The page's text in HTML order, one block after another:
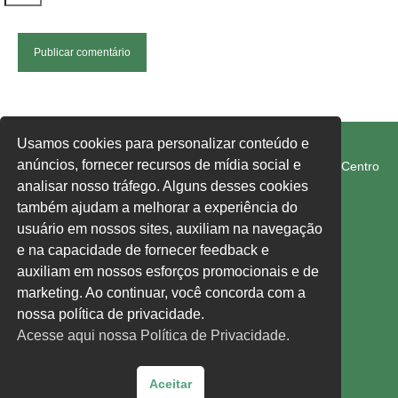
FETRAM-SC/CUT
Rua Rui Barbosa, 274-E, Edifício 1° de Maio, 1° Andar, Centro
Chapecó SC 89801-040
fetram-sc@fetram-sc.org.br
Acesse nossa política de privacidade,clique aqui.
FacebookInstagramYouTube
Usamos cookies para personalizar conteúdo e
anúncios, fornecer recursos de mídia social e
analisar nosso tráfego. Alguns desses cookies
também ajudam a melhorar a experiência do
usuário em nossos sites, auxiliam na navegação
e na capacidade de fornecer feedback e
auxiliam em nossos esforços promocionais e de
marketing. Ao continuar, você concorda com a
nossa política de privacidade.
Acesse aqui nossa Política de Privacidade.
Aceitar